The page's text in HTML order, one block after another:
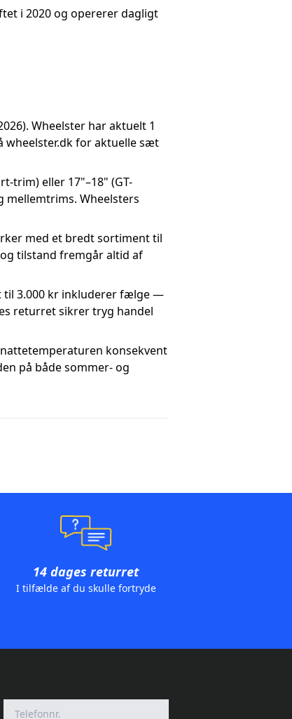
i 2020 og opererer dagligt
Wheelster har aktuelt 1
wheelster.dk for aktuelle sæt
trim) eller 17"–18" (GT-
mellemtrims. Wheelsters
med et bredt sortiment til
tilstand fremgår altid af
til 3.000 kr inkluderer fælge —
returret sikrer tryg handel
konsekvent
på både sommer- og
14 dages returret
I tilfælde af du skulle fortryde